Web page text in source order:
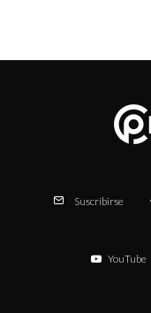
Suscribirse
YouTube